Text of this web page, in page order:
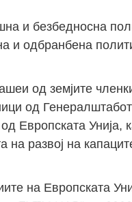
и безбедносна
и одбранбена
од земјите
од
Европската Унија,
на развој на
на Европската